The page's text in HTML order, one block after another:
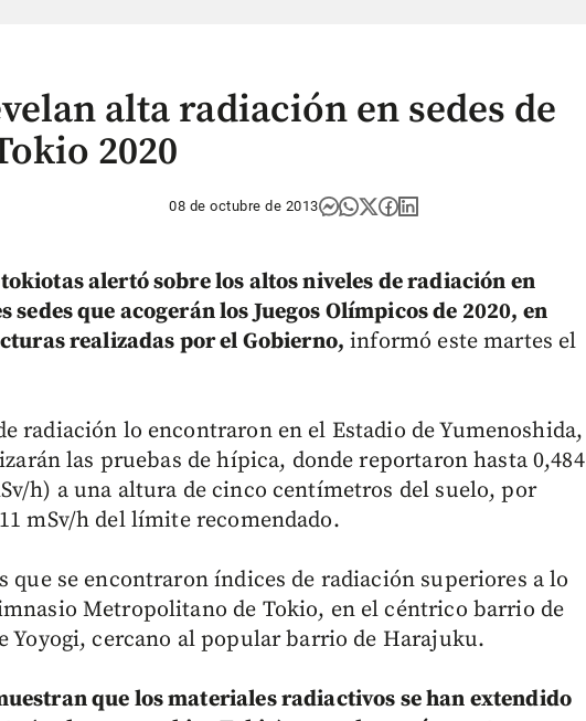
alta radiación en sedes de
2020
08 de octubre de 2013
alertó sobre los altos niveles de radiación en
que acogerán los Juegos Olímpicos de 2020, en
realizadas por el Gobierno, informó este martes el
radiación lo encontraron en el Estadio de Yumenoshida,
las pruebas de hípica, donde reportaron hasta 0,484
h) a una altura de cinco centímetros del suelo, por
mSv/h del límite recomendado.
que se encontraron índices de radiación superiores a lo
Metropolitano de Tokio, en el céntrico barrio de
Yoyogi, cercano al popular barrio de Harajuku.
que los materiales radiactivos se han extendido